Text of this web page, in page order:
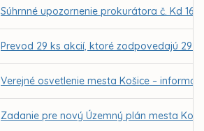
Súhrnné upozornenie prokurátora č. Kd
Prevod 29 ks akcií, ktoré zodpovedajú 29
Verejné osvetlenie mesta Košice –
Zadanie pre nový Územný plán mesta